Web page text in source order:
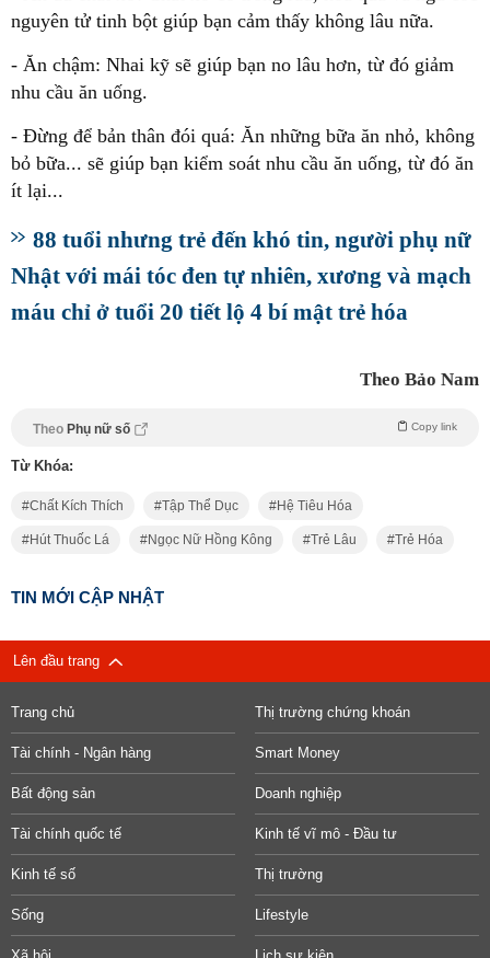
nguyên tử tinh bột giúp bạn cảm thấy không lâu nữa.
- Ăn chậm: Nhai kỹ sẽ giúp bạn no lâu hơn, từ đó giảm
nhu cầu ăn uống.
- Đừng để bản thân đói quá: Ăn những bữa ăn nhỏ, không
bỏ bữa... sẽ giúp bạn kiểm soát nhu cầu ăn uống, từ đó ăn
ít lại...
88 tuổi nhưng trẻ đến khó tin, người phụ nữ
Nhật với mái tóc đen tự nhiên, xương và mạch
máu chỉ ở tuổi 20 tiết lộ 4 bí mật trẻ hóa
Theo Bảo Nam
Theo Phụ nữ số Copy link
Từ Khóa:
Chất Kích Thích Tập Thể Dục Hệ Tiêu Hóa
Hút Thuốc Lá Ngọc Nữ Hồng Kông Trẻ Lâu Trẻ Hóa
TIN MỚI CẬP NHẬT
Lên đầu trang
Trang chủ Thị trường chứng khoán
Tài chính - Ngân hàng Smart Money
Bất động sản Doanh nghiệp
Tài chính quốc tế Kinh tế vĩ mô - Đầu tư
Kinh tế số Thị trường
Sống Lifestyle